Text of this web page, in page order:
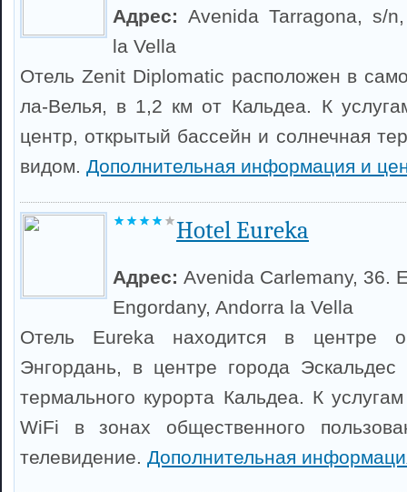
Адрес: Avenida Tarragona, s/
la Vella
Отель Zenit Diplomatic расположен в
ла-Велья, в 1,2 км от Кальдеа. К
центр, открытый бассейн и солнечная
видом. Дополнительная информация и
Hotel Eureka
Адрес: Avenida Carlemany, 36.
Engordany, Andorra la Vella
Отель Eureka находится в центре
Энгордань, в центре города
термального курорта Кальдеа. К
WiFi в зонах общественного
телевидение. Дополнительная